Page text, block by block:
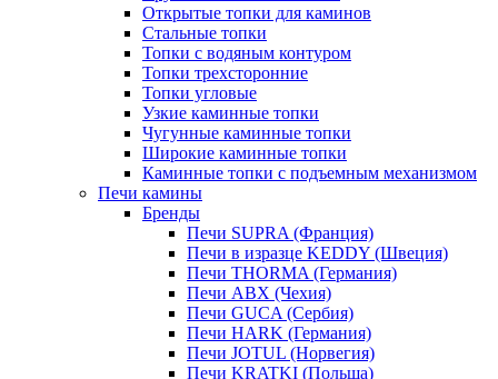
Открытые топки для каминов
Стальные топки
Топки с водяным контуром
Топки трехсторонние
Топки угловые
Узкие каминные топки
Чугунные каминные топки
Широкие каминные топки
Каминные топки с подъемным механизмом
Печи камины
Бренды
Печи SUPRA (Франция)
Печи в изразце KEDDY (Швеция)
Печи THORMA (Германия)
Печи ABX (Чехия)
Печи GUCA (Сербия)
Печи HARK (Германия)
Печи JOTUL (Норвегия)
Печи KRATKI (Польша)